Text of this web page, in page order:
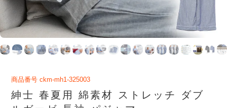
商品番号 ckm-mh1-325003
紳士 春夏用 綿素材 ストレッチ ダブ